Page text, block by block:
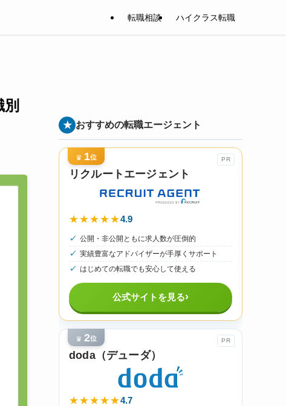
転職相談 ハイクラス転職
★ おすすめの転職エージェント
♛ 1位 PR
リクルートエージェント
★★★★★4.9
公開・非公開ともに求人数が圧倒的
実績豊富なアドバイザーが手厚くサポート
はじめての転職でも安心して使える
公式サイトを見る›
♛ 2位 PR
doda（デューダ）
★★★★★4.7